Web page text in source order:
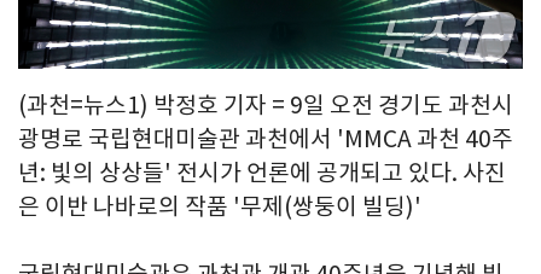
(과천=뉴스1) 박정호 기자 = 9일 오전 경기도 과천시
광명로 국립현대미술관 과천에서 'MMCA 과천 40주
년: 빛의 상상들' 전시가 언론에 공개되고 있다. 사진
은 이반 나바로의 작품 '무제(쌍둥이 빌딩)'